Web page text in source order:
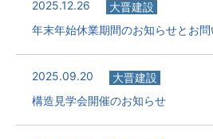
2025.12.26
大晋建設
年末年始休業期間のお知らせとお
2025.09.20
大晋建設
構造見学会開催のお知らせ